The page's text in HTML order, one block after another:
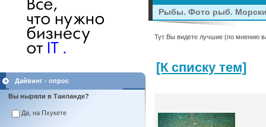
Дайвинг - опрос
Вы ныряли в Таиланде?
Да, на Пхукете
Рыбы. Фото рыб.
Тут Вы видете лучшие (по мнению
[К списку тем]